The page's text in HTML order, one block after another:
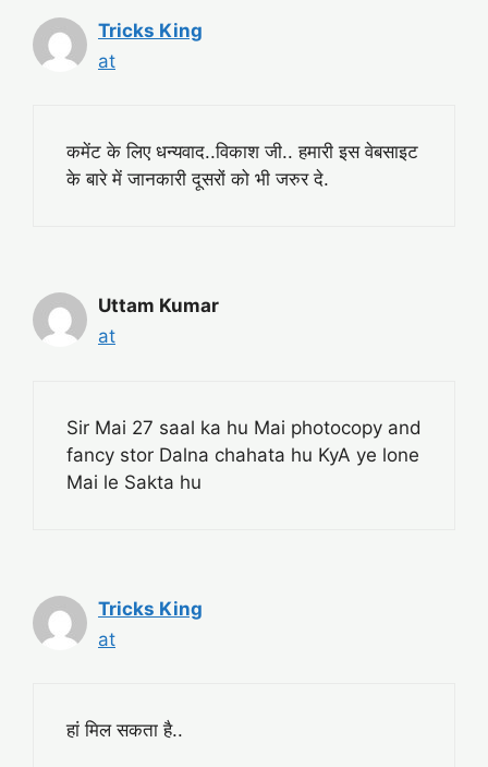
Tricks King
at
कमेंट के लिए धन्यवाद..विकाश जी.. हमारी इस वेबसाइट
के बारे में जानकारी दूसरों को भी जरुर दे.
Uttam Kumar
at
Sir Mai 27 saal ka hu Mai photocopy and
fancy stor Dalna chahata hu KyA ye lone
Mai le Sakta hu
Tricks King
at
हां मिल सकता है..